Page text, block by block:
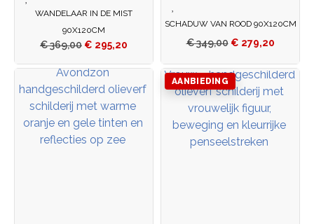
WANDELAAR IN DE MIST
90X120CM
€369,00 € 295,20
SCHADUW VAN ROOD 90X120CM
€349,00 € 279,20
AANBIEDING